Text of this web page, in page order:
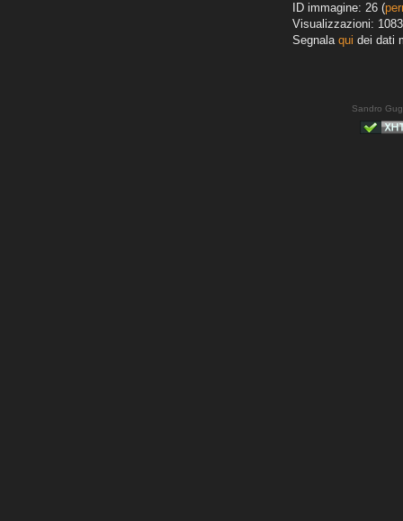
ID immagine: 26 (
Visualizzazioni: 1083
Segnala qui dei dati
Sandro